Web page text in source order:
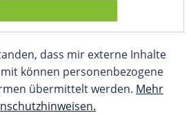
dass mir externe Inhalte
können personenbezogene
übermittelt werden. Mehr